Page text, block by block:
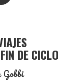
DE CICLO
Gobbi